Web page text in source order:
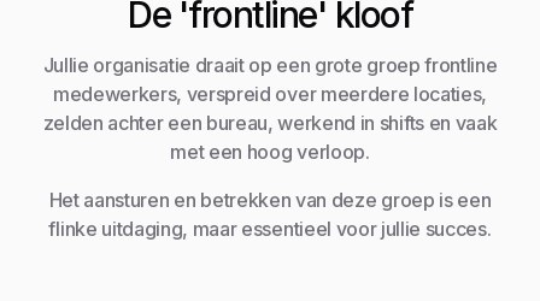
De 'frontline' kloof
Jullie organisatie draait op een grote groep frontline
medewerkers, verspreid over meerdere locaties,
zelden achter een bureau, werkend in shifts en vaak
met een hoog verloop.
Het aansturen en betrekken van deze groep is een
flinke uitdaging, maar essentieel voor jullie succes.